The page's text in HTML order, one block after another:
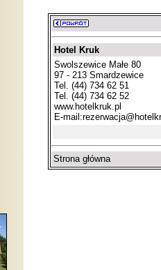
Hotel Kruk
Swolszewice Małe 80
97 - 213 Smardzewice
Tel. (44) 734 62 51
Tel. (44) 734 62 52
www.hotelkruk.pl
E-mail:
Strona główna